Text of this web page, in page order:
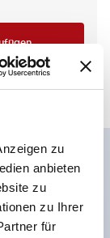
zu
anbieten
zu
zu Ihrer
für